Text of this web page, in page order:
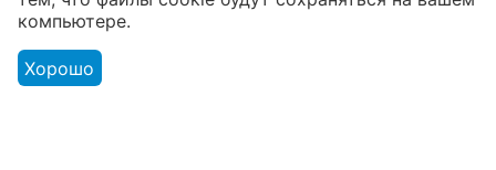
От расходников до сценического
компьютере.
Хорошо